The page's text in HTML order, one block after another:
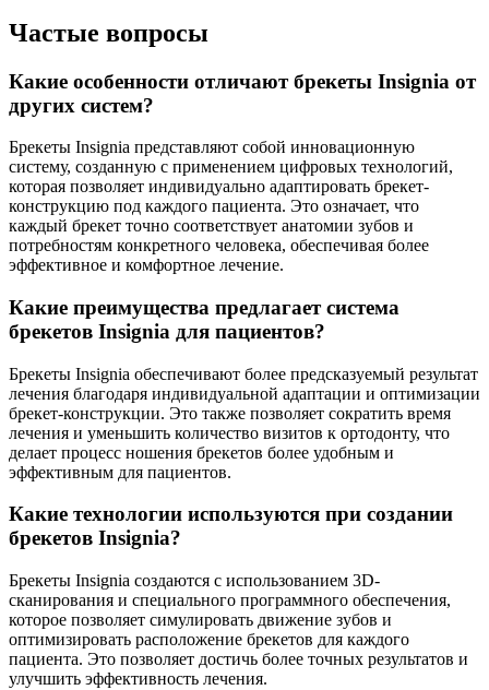
Частые вопросы
Какие особенности отличают брекеты Insignia от
других систем?
Брекеты Insignia представляют собой инновационную
систему, созданную с применением цифровых технологий,
которая позволяет индивидуально адаптировать брекет-
конструкцию под каждого пациента. Это означает, что
каждый брекет точно соответствует анатомии зубов и
потребностям конкретного человека, обеспечивая более
эффективное и комфортное лечение.
Какие преимущества предлагает система
брекетов Insignia для пациентов?
Брекеты Insignia обеспечивают более предсказуемый результат
лечения благодаря индивидуальной адаптации и оптимизации
брекет-конструкции. Это также позволяет сократить время
лечения и уменьшить количество визитов к ортодонту, что
делает процесс ношения брекетов более удобным и
эффективным для пациентов.
Какие технологии используются при создании
брекетов Insignia?
Брекеты Insignia создаются с использованием 3D-
сканирования и специального программного обеспечения,
которое позволяет симулировать движение зубов и
оптимизировать расположение брекетов для каждого
пациента. Это позволяет достичь более точных результатов и
улучшить эффективность лечения.